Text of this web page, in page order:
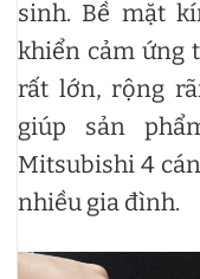
sinh. Bề mặt
khiển cảm ứng
rất lớn, rộng
giúp sản
Mitsubishi 4
nhiều gia đình.